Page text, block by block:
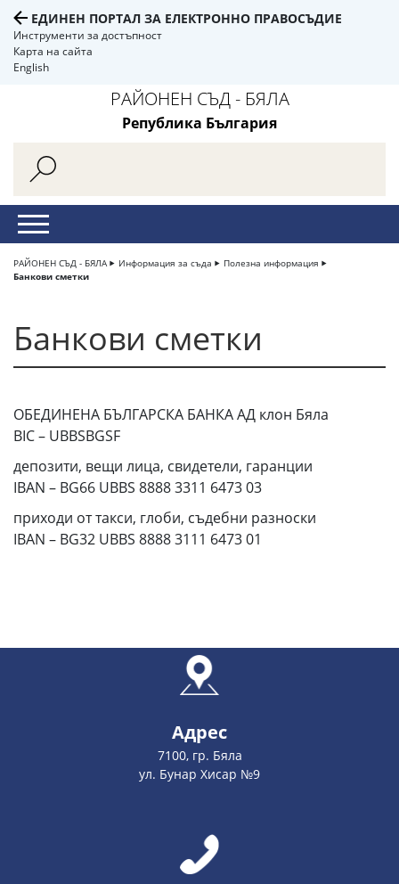
ЕДИНЕН ПОРТАЛ ЗА ЕЛЕКТРОННО ПРАВОСЪДИЕ
Инструменти за достъпност
Карта на сайта
English
РАЙОНЕН СЪД - БЯЛА
Република България
РАЙОНЕН СЪД - БЯЛА Информация за съда
Полезна информация
Банкови сметки
Банкови сметки
ОБЕДИНЕНА БЪЛГАРСКА БАНКА АД клон Бяла
BIC – UBBSBGSF
депозити, вещи лица, свидетели, гаранции
IBAN – BG66 UBBS 8888 3311 6473 03
приходи от такси, глоби, съдебни разноски
IBAN – BG32 UBBS 8888 3111 6473 01
Адрес
7100, гр. Бяла
ул. Бунар Хисар №9